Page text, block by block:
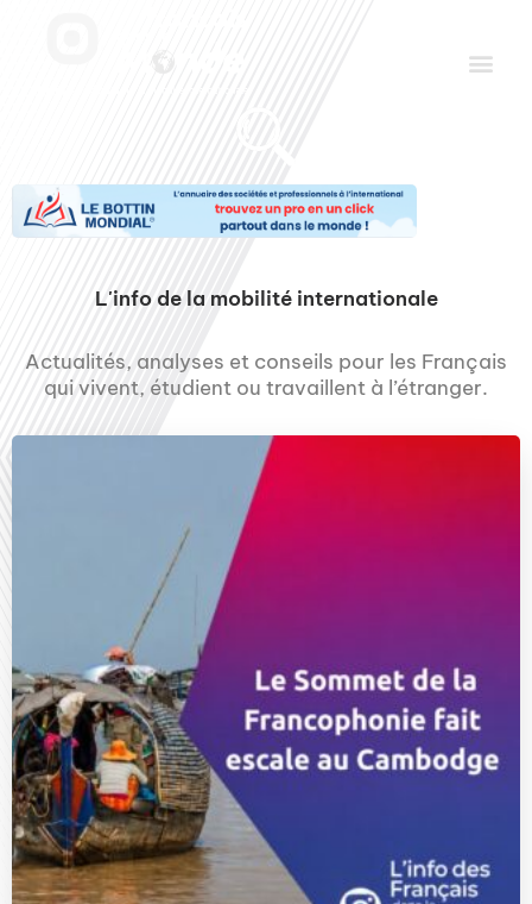
L'info de la mobilité internationale
Actualités, analyses et conseils pour les Français
qui vivent, étudient ou travaillent à l’étranger.